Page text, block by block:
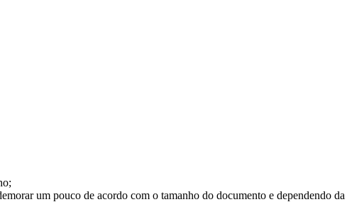
um pouco de acordo com o tamanho do documento e dependendo